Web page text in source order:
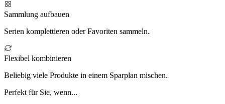
Sammlung aufbauen
Serien komplettieren oder Favoriten sammeln.
Flexibel kombinieren
Beliebig viele Produkte in einem Sparplan mischen.
Perfekt für Sie, wenn...